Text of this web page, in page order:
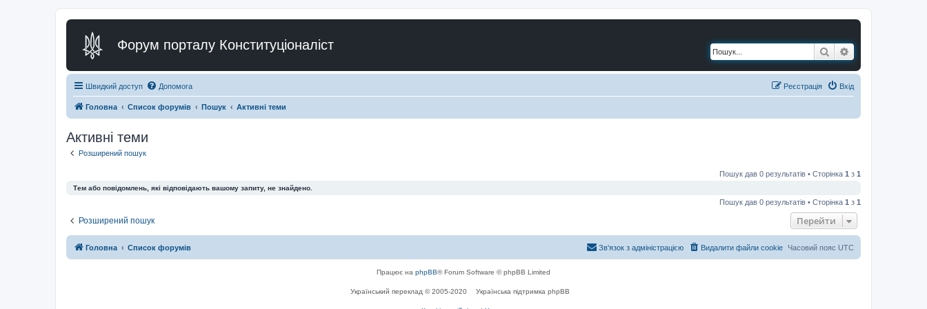
Форум порталу Конституціоналіст Пошук
Швидкий доступ Допомога Вхід
Реєстрація
Головна Список форумів Пошук Активні теми
Активні теми
Розширений пошук
Пошук дав 0 результатів • Сторінка 1 з 1
Тем або повідомлень, які відповідають вашому запиту, не знайдено.
Пошук дав 0 результатів • Сторінка 1 з 1
Розширений пошук Перейти
Головна Список форумів Часовий пояс UTC
Видалити файли cookie
Зв'язок з адміністрацією
Працює на phpBB® Forum Software © phpBB Limited
Український переклад © 2005-2020 Українська підтримка phpBB